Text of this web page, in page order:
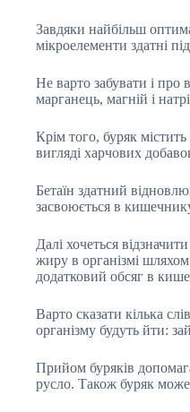
Завдяки найбільш
мікроелементи здатні
Не варто забувати і про
марганець, магній і
Крім того, буряк
вигляді харчових
Бетаїн здатний
засвоюється в
Далі хочеться
жиру в організмі
додатковий обсяг в
Варто сказати кілька
організму будуть йти:
Прийом буряків
русло. Також буряк може